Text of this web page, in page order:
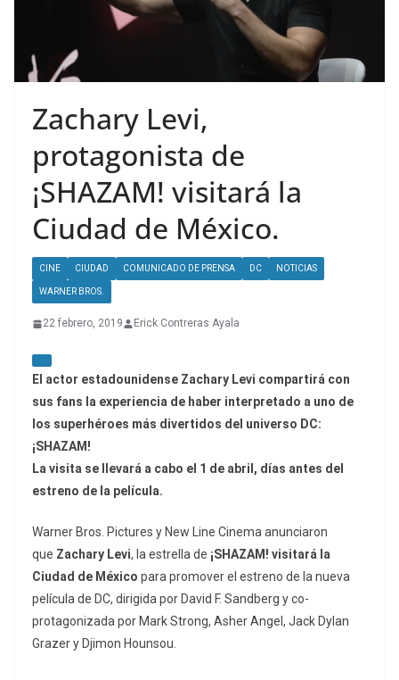
Zachary Levi,
protagonista de
¡SHAZAM! visitará la
Ciudad de México.
CINE CIUDAD COMUNICADO DE PRENSA DC NOTICIAS
WARNER BROS.
22 febrero, 2019 Erick Contreras Ayala
El actor estadounidense Zachary Levi compartirá con
sus fans la experiencia de haber interpretado a uno de
los superhéroes más divertidos del universo DC:
¡SHAZAM!
La visita se llevará a cabo el 1 de abril, días antes del
estreno de la película.
Warner Bros. Pictures y New Line Cinema anunciaron
que Zachary Levi, la estrella de ¡SHAZAM! visitará la
Ciudad de México para promover el estreno de la nueva
película de DC, dirigida por David F. Sandberg y co-
protagonizada por Mark Strong, Asher Angel, Jack Dylan
Grazer y Djimon Hounsou.